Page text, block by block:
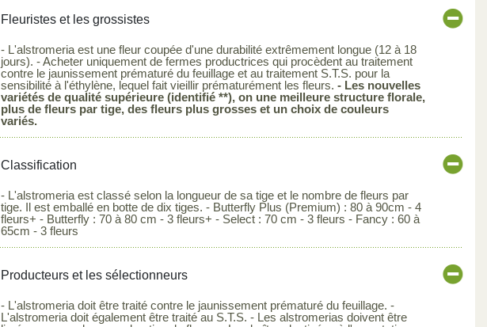
Fleuristes et les grossistes
- L'alstromeria est une fleur coupée d'une durabilité extrêmement longue (12 à 18
jours). - Acheter uniquement de fermes productrices qui procèdent au traitement
contre le jaunissement prématuré du feuillage et au traitement S.T.S. pour la
sensibilité à l'éthylène, lequel fait vieillir prématurément les fleurs.- Les nouvelles
variétés de qualité supérieure (identifié **), on une meilleure structure florale,
plus de fleurs par tige, des fleurs plus grosses et un choix de couleurs
variés.
Classification
- L'alstromeria est classé selon la longueur de sa tige et le nombre de fleurs par
tige. Il est emballé en botte de dix tiges. - Butterfly Plus (Premium) : 80 à 90cm - 4
fleurs+ - Butterfly : 70 à 80 cm - 3 fleurs+ - Select : 70 cm - 3 fleurs - Fancy : 60 à
65cm - 3 fleurs
Producteurs et les sélectionneurs
- L'alstromeria doit être traité contre le jaunissement prématuré du feuillage. -
L'alstromeria doit également être traité au S.T.S. - Les alstromerias doivent être